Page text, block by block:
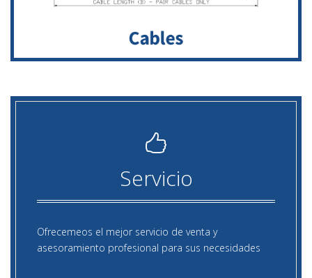
Servicio
Ofrecemeos el mejor servicio de venta y
asesoramiento profesional para sus necesidades